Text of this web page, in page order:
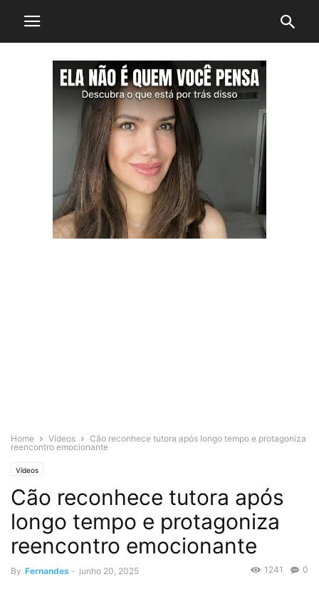
Home Vídeos
Cão reconhece tutora após longo tempo e protagoniza
reencontro emocionante
Vídeos
Cão reconhece tutora após
longo tempo e protagoniza
reencontro emocionante
By Fernandes - junho 20, 2025 0
1241